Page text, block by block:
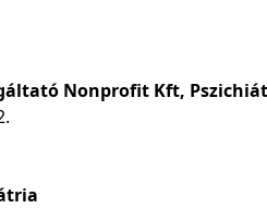
Nonprofit Kft,